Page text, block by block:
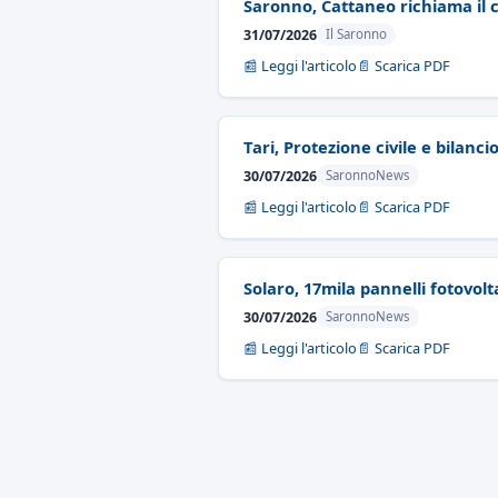
Saronno, Cattaneo richiama il
31/07/2026 Il Saronno
📰 Leggi l'articolo 📄 Scarica PDF
Tari, Protezione civile e
30/07/2026 SaronnoNews
📰 Leggi l'articolo 📄 Scarica PDF
Solaro, 17mila pannelli
30/07/2026 SaronnoNews
📰 Leggi l'articolo 📄 Scarica PDF